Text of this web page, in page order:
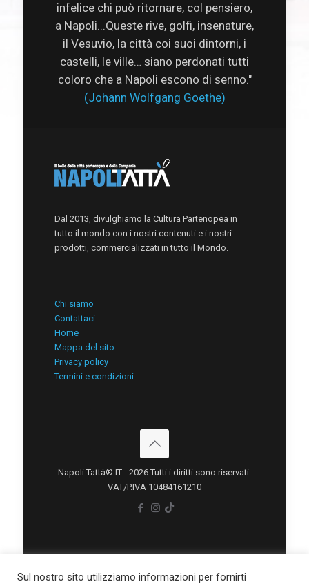
infelice chi può ritornare, col pensiero,
a Napoli...Queste rive, golfi, insenature,
il Vesuvio, la città coi suoi dintorni, i
castelli, le ville… siano perdonati tutti
coloro che a Napoli escono di senno."
(Johann Wolfgang Goethe)
Dal 2013, divulghiamo la Cultura Partenopea in
tutto il mondo con i nostri contenuti e i nostri
prodotti, commercializzati in tutto il Mondo.
Chi siamo
Contattaci
Home
Mappa del sito
Privacy policy
Termini e condizioni
Napoli Tattà®.IT - 2026 Tutti i diritti sono riservati.
VAT/P.IVA 10484161210
Sul nostro sito utilizziamo informazioni per fornirti